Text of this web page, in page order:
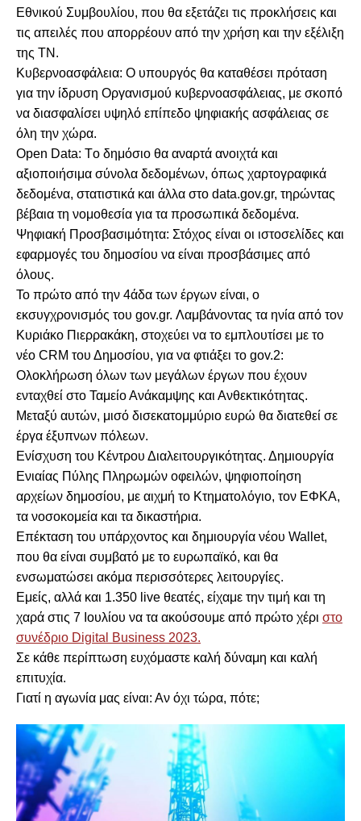
Εθνικού Συμβουλίου, που θα εξετάζει τις προκλήσεις και
τις απειλές που απορρέουν από την χρήση και την εξέλιξη
της ΤΝ.
Κυβερνοασφάλεια: Ο υπουργός θα καταθέσει πρόταση
για την ίδρυση Οργανισμού κυβερνοασφάλειας, με σκοπό
να διασφαλίσει υψηλό επίπεδο ψηφιακής ασφάλειας σε
όλη την χώρα.
Open Data: Tο δημόσιο θα αναρτά ανοιχτά και
αξιοποιήσιμα σύνολα δεδομένων, όπως χαρτογραφικά
δεδομένα, στατιστικά και άλλα στο data.gov.gr, τηρώντας
βέβαια τη νομοθεσία για τα προσωπικά δεδομένα.
Ψηφιακή Προσβασιμότητα: Στόχος είναι οι ιστοσελίδες και
εφαρμογές του δημοσίου να είναι προσβάσιμες από
όλους.
Το πρώτο από την 4άδα των έργων είναι, ο
εκσυγχρονισμός του gov.gr. Λαμβάνοντας τα ηνία από τον
Κυριάκο Πιερρακάκη, στοχεύει να το εμπλουτίσει με το
νέο CRM του Δημοσίου, για να φτιάξει το gov.2:
Ολοκλήρωση όλων των μεγάλων έργων που έχουν
ενταχθεί στο Ταμείο Ανάκαμψης και Ανθεκτικότητας.
Μεταξύ αυτών, μισό δισεκατομμύριο ευρώ θα διατεθεί σε
έργα έξυπνων πόλεων.
Ενίσχυση του Κέντρου Διαλειτουργικότητας. Δημιουργία
Ενιαίας Πύλης Πληρωμών οφειλών, ψηφιοποίηση
αρχείων δημοσίου, με αιχμή το Κτηματολόγιο, τον ΕΦΚΑ,
τα νοσοκομεία και τα δικαστήρια.
Επέκταση του υπάρχοντος και δημιουργία νέου Wallet,
που θα είναι συμβατό με το ευρωπαϊκό, και θα
ενσωματώσει ακόμα περισσότερες λειτουργίες.
Εμείς, αλλά και 1.350 live θεατές, είχαμε την τιμή και τη
χαρά στις 7 Ιουλίου να τα ακούσουμε από πρώτο χέρι στο
συνέδριο Digital Business 2023.
Σε κάθε περίπτωση ευχόμαστε καλή δύναμη και καλή
επιτυχία.
Γιατί η αγωνία μας είναι: Αν όχι τώρα, πότε;